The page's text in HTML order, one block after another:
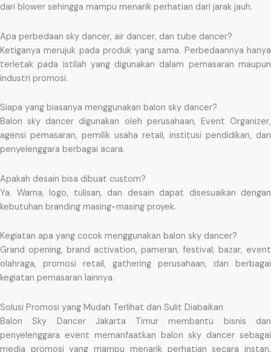
dari blower sehingga mampu menarik perhatian dari jarak jauh.
Apa perbedaan sky dancer, air dancer, dan tube dancer?
Ketiganya merujuk pada produk yang sama. Perbedaannya hanya
terletak pada istilah yang digunakan dalam pemasaran maupun
industri promosi.
Siapa yang biasanya menggunakan balon sky dancer?
Balon sky dancer digunakan oleh perusahaan, Event Organizer,
agensi pemasaran, pemilik usaha retail, institusi pendidikan, dan
penyelenggara berbagai acara.
Apakah desain bisa dibuat custom?
Ya. Warna, logo, tulisan, dan desain dapat disesuaikan dengan
kebutuhan branding masing-masing proyek.
Kegiatan apa yang cocok menggunakan balon sky dancer?
Grand opening, brand activation, pameran, festival, bazar, event
olahraga, promosi retail, gathering perusahaan, dan berbagai
kegiatan pemasaran lainnya.
Solusi Promosi yang Mudah Terlihat dan Sulit Diabaikan
Balon Sky Dancer Jakarta Timur membantu bisnis dan
penyelenggara event memanfaatkan balon sky dancer sebagai
media promosi yang mampu menarik perhatian secara instan.